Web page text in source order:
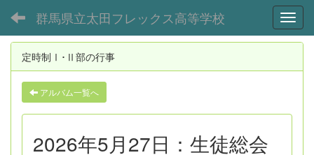
群馬県立太田フレックス高等学校
定時制Ⅰ･Ⅱ部の行事
アルバム一覧へ
2026年5月27日：生徒総会